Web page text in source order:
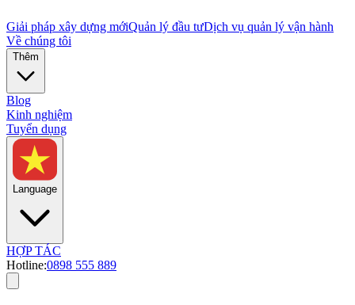
Giải pháp xây dựng mớiQuản lý đầu tưDịch vụ quản lý vận hành
Về chúng tôi
Thêm
Blog
Kinh nghiệm
Tuyển dụng
Language
HỢP TÁC
Hotline:0898 555 889